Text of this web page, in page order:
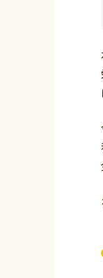
村の
馬路
方針
統計
行政
届出
税・
生活
教育
産業
お知
観光
イベ
お問
ウェ
個人